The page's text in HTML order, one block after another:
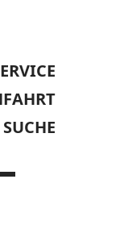
SUCHE